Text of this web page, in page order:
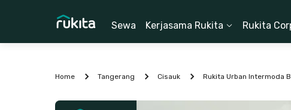
Sewa Kerjasama Rukita Rukita
Home Tangerang Cisauk Rukita Urban Intermoda